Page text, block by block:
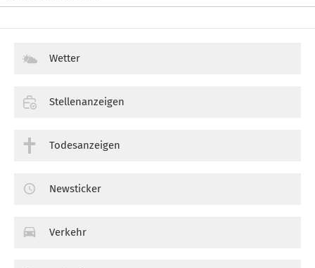
Wetter
Stellenanzeigen
Todesanzeigen
Newsticker
Verkehr